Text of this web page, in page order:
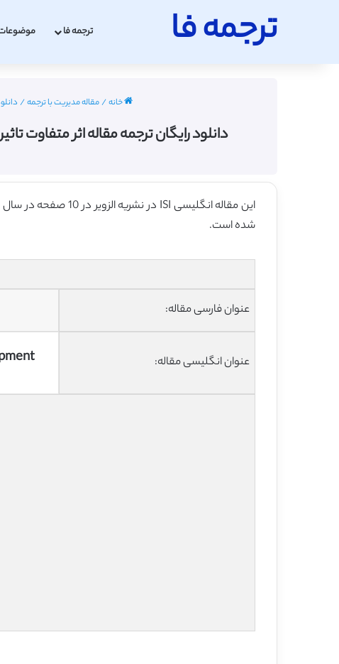
ترجمه فا ترجمه فا
خانه/مقاله مدیریت با ترجمه/
دانلود رایگان ترجمه مقاله اثر متفاوت
این مقاله انگلیسی ISI در نشریه الزویر در 10 صفحه در سال 2011 منتشر شده و ترجمه آن 18 صفحه میباشد. کیفیت ترجمه این مقاله ارزان – نقره ای
شده است.
عنوان فارسی مقاله:
عنوان انگلیسی مقاله: